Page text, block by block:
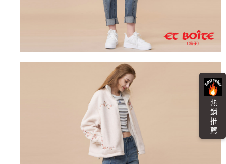
熱 銷 推 薦
１．透過由恩沛科技股份有限公司提供之「AFTEE先享後付」服務完成之交
易，需依本服務之必要範圍內提供個人資料，並將交易相關給付款項請求債
２．關於個人資料處理事宜，請瀏覽以下網址：
３．未成年的使用者請事先徵得法定代理人或監護人之同意方可使用
「AFTEE先享後付」，若未經同意申辦者引起之損失，本公司不負相關責
４．使用「AFTEE先享後付」時，將依據個別帳號之用戶狀況，依本公司即
時審查核予不同之上限額度；若仍有額度不足之情形，本公司將視審查結果
５．嚴禁一人註冊多個帳號或使用他人資訊註冊。若發現惡意使用之情形，
恩沛科技股份有限公司將有權停止該用戶之使用額度並採取法律行動。
每筆NT$80，滿NT$3,000(含以上)免運費
每筆NT$80，滿NT$3,000(含以上)免運費
每筆NT$100，滿NT$3,000(含以上)免運費
查看運費